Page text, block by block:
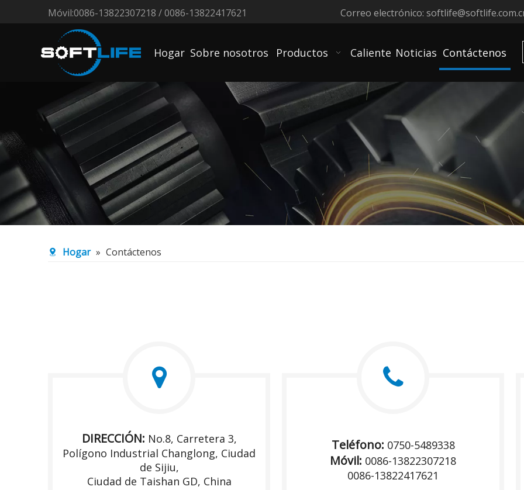
Móvil:0086-13822307218 / 0086-13822417621 Correo electrónico:
Hogar Sobre nosotros Productos Caliente Noticias Contáctenos
Hogar » Contáctenos
DIRECCIÓN: No.8, Carretera 3,
Polígono Industrial Changlong, Ciudad
de Sijiu,
Ciudad de Taishan GD, China
Teléfono: 0750-5489338
Móvil: 0086-13822307218
0086-13822417621